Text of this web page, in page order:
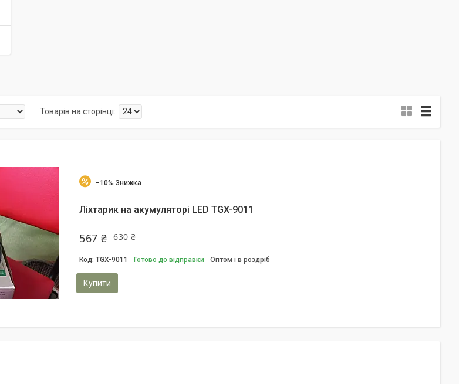
–10%
Ліхтарик на акумуляторі LED TGX-9011
630 ₴
567 ₴
TGX-9011 Готово до відправки Оптом і в роздріб
Купити